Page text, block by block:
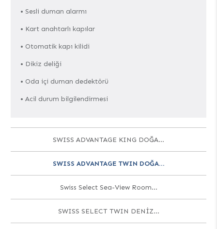
• Sesli duman alarmı
• Kart anahtarlı kapılar
• Otomatik kapı kilidi
• Dikiz deliği
• Oda içi duman dedektörü
• Acil durum bilgilendirmesi
SWISS ADVANTAGE KING DOĞA...
SWISS ADVANTAGE TWIN DOĞA...
Swiss Select Sea-View Room...
SWISS SELECT TWIN DENİZ...